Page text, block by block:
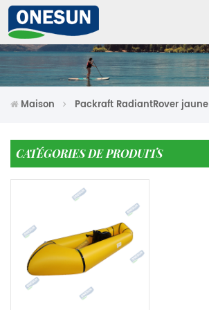
Maison Packraft RadiantRover jaune
CATÉGORIES DE PRODUITS